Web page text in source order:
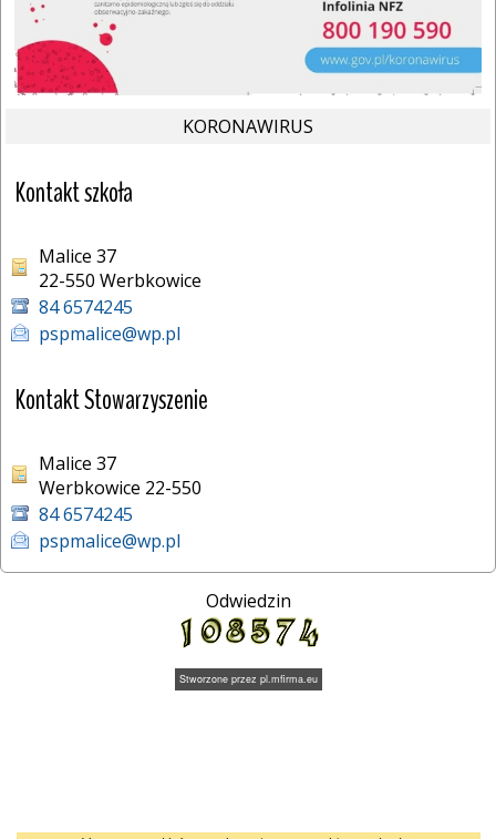
KORONAWIRUS
Kontakt szkoła
Malice 37
22-550 Werbkowice
84 6574245
pspmalice@wp.pl
Kontakt Stowarzyszenie
Malice 37
Werbkowice 22-550
84 6574245
pspmalice@wp.pl
Odwiedzin
Stworzone przez pl.mfirma.eu